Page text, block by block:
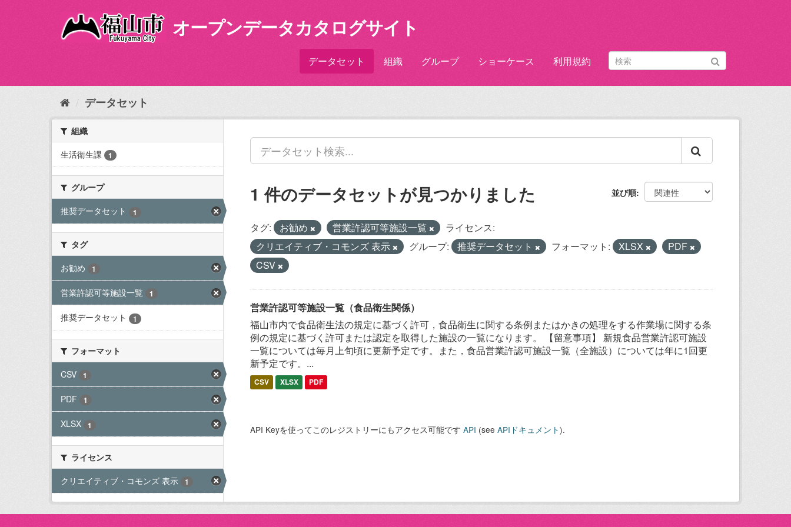
内
オープンデータカタログサイト
データセット 組織 グループ ショーケース 利用規約
データセット
組織
生活衛生課
1
グループ
推奨データセット
1
タグ
お勧め
1
営業許認可等施設一覧 1
推奨データセット 1
フォーマット
CSV
1
PDF 1
XLSX 1
ライセンス
クリエイティブ・コモンズ 表示
1
並び順
1 件のデータセットが見つかりました
タグ: お勧め 営業許認可等施設一覧
ライセンス:
クリエイティブ・コモンズ 表示
グループ: 推奨データセット フォーマット: XLSX
PDF
CSV
営業許認可等施設一覧（食品衛生関係）
福山市内で食品衛生法の規定に基づく許可，食品衛生に関する条例またはかきの処理をする作業場に関する条
例の規定に基づく許可または認定を取得した施設の一覧になります。 【留意事項】 新規食品営業許認可施設
一覧については毎月上旬頃に更新予定です。また，食品営業許認可施設一覧（全施設）については年に1回更
新予定です。...
CSV XLSX PDF
API Keyを使ってこのレジストリーにもアクセス可能です API (see APIドキュメント).